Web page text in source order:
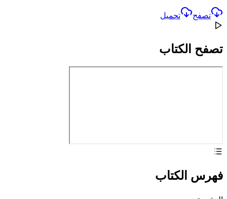
تصفح تحميل
تصفح الكتاب
فهرس الكتاب